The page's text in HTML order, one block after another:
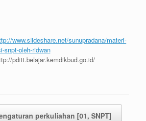
www.slideshare.net/sunupradana/materi-
snpt-oleh-ridwan
pditt.belajar.kemdikbud.go.id/
perkuliahan [01, SNPT]